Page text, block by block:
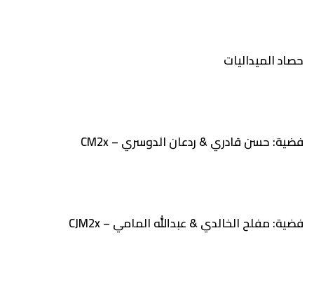
حصاد الميداليات
فضية: حسن قادري & ردعان الدوسري – CM2x
فضية: مفلح الخالدي & عبدالله المامي – CJM2x